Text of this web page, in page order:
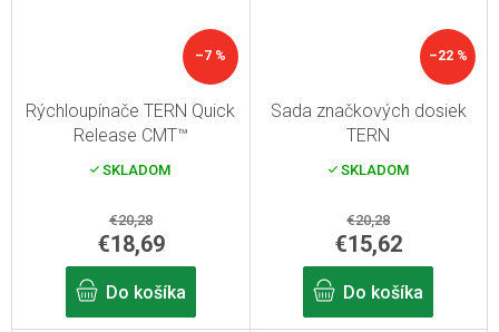
–7 %
Rýchloupínače TERN Quick
Release CMT™
SKLADOM
€20,28
€18,69
Do košíka
–22 %
Sada značkových dosiek
TERN
SKLADOM
€20,28
€15,62
Do košíka